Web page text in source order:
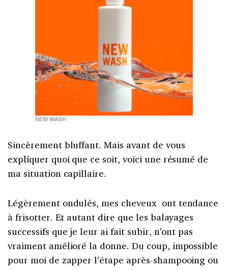
NEW WASH
Sincèrement bluffant. Mais avant de vous
expliquer quoi que ce soit, voici une résumé de
ma situation capillaire.
Légèrement ondulés, mes cheveux ont tendance
à frisotter. Et autant dire que les balayages
successifs que je leur ai fait subir, n’ont pas
vraiment amélioré la donne. Du coup, impossible
pour moi de zapper l’étape après-shampooing ou